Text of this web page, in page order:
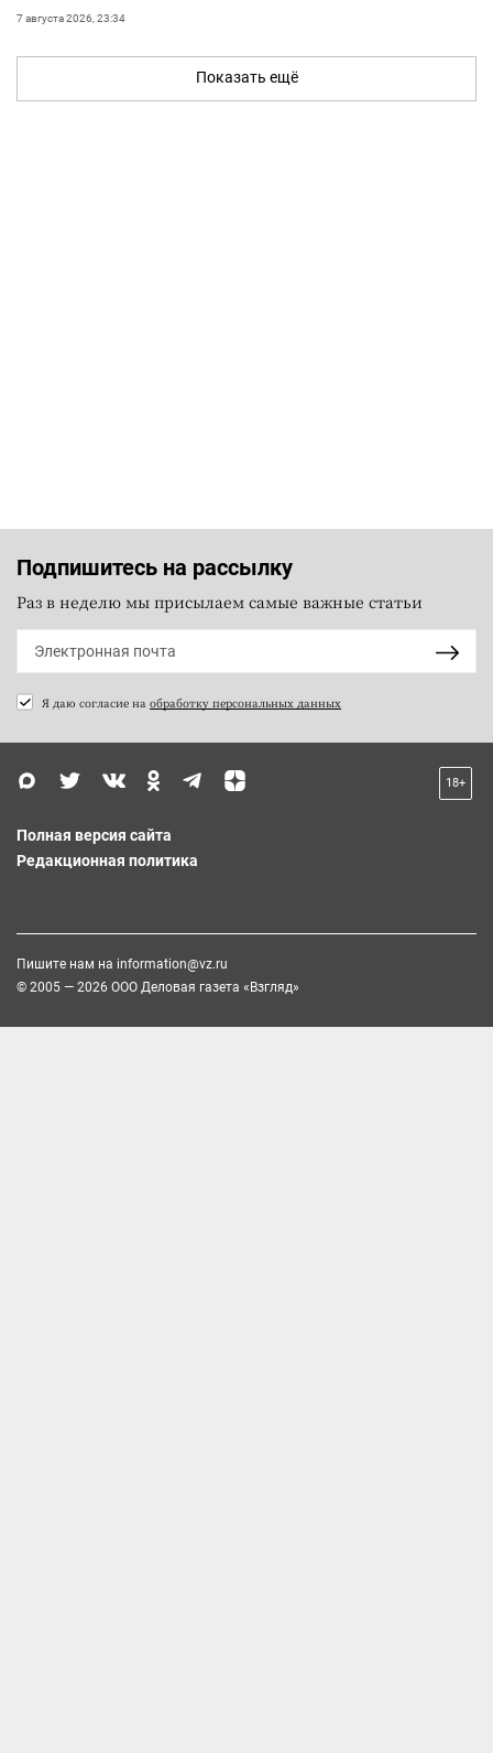
7 августа 2026, 23:34
Показать ещё
Подпишитесь на рассылку
Раз в неделю мы присылаем самые важные статьи
Я даю согласие на обработку персональных данных
18+
Полная версия сайта
Редакционная политика
Пишите нам на information@vz.ru
© 2005 — 2026 ООО Деловая газета «Взгляд»